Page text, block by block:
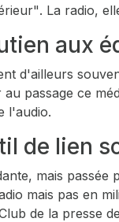
. La radio,
aux
d'ailleurs
passage ce
l'audio.
de lien
mais
mais pas en
de la presse